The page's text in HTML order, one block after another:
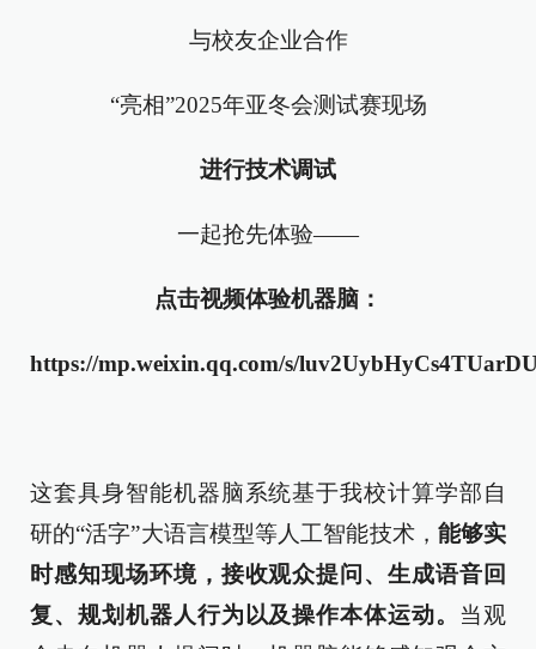
与校友企业合作
“亮相”2025年亚冬会测试赛现场
进行技术调试
一起抢先体验——
点击视频体验机器脑：
https://mp.weixin.qq.com/s/
这套具身智能机器脑系统基于我校计算学部自
研的“活字”大语言模型等人工智能技术， 能够实
时感知现场环境， 接收观众提问、生成语音回
复、 规划机器人行为以及操作本体运动。 当观